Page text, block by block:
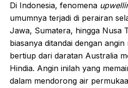
Di Indonesia, fenomena
umumnya terjadi di perairan
Jawa, Sumatera, hingga Nusa
biasanya ditandai dengan
bertiup dari daratan Australia
Hindia. Angin inilah yang
dalam mendorong air